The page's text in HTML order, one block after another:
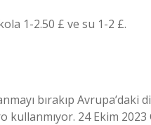
1-2.50 £ ve su 1-2 £.
bırakıp Avrupa’daki
24 Ekim